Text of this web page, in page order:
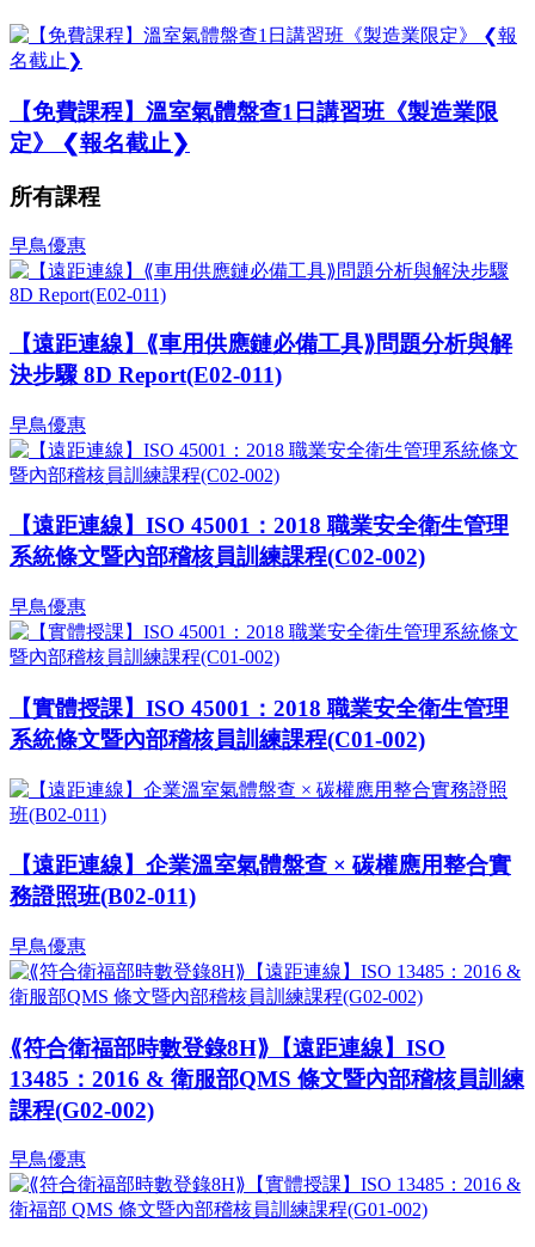
【免費課程】溫室氣體盤查1日講習班《製造業限
定》 ❮報名截止❯
所有課程
早鳥優惠
【遠距連線】⟪車用供應鏈必備工具⟫問題分析與解
決步驟 8D Report(E02-011)
早鳥優惠
【遠距連線】ISO 45001：2018 職業安全衛生管理
系統條文暨內部稽核員訓練課程(C02-002)
早鳥優惠
【實體授課】ISO 45001：2018 職業安全衛生管理
系統條文暨內部稽核員訓練課程(C01-002)
【遠距連線】企業溫室氣體盤查 × 碳權應用整合實
務證照班(B02-011)
早鳥優惠
⟪符合衛福部時數登錄8H⟫【遠距連線】ISO
13485：2016 & 衛服部QMS 條文暨內部稽核員訓練
課程(G02-002)
早鳥優惠